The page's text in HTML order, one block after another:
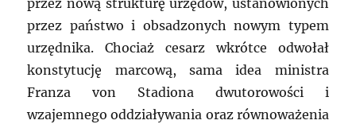
przez nową strukturę urzędów, ustanowionych
przez państwo i obsadzonych nowym typem
urzędnika. Chociaż cesarz wkrótce odwołał
konstytucję marcową, sama idea ministra
Franza von Stadiona dwutorowości i
wzajemnego oddziaływania oraz równoważenia